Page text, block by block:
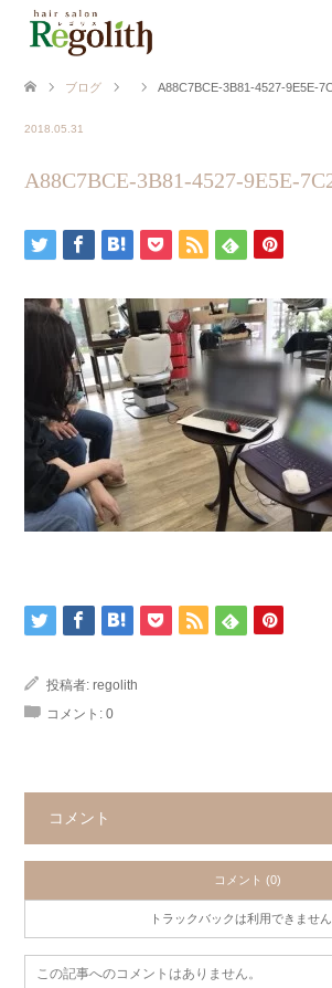
ブログ A88C7BCE-3B81-4527-9E5E-
2018.05.31
A88C7BCE-3B81-4527-9E5E-
投稿者: regolith
コメント: 0
コメント
コメント (0)
トラックバックは利用できません
この記事へのコメントはありません。